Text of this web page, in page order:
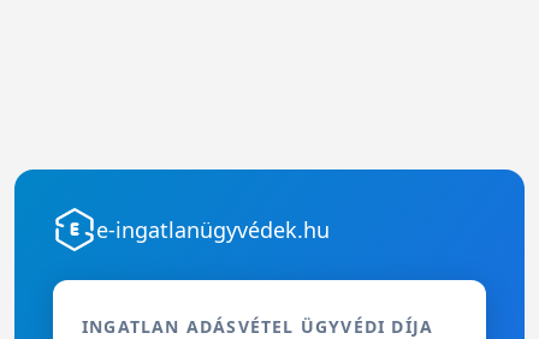
e-ingatlanügyvédek.hu
INGATLAN ADÁSVÉTEL ÜGYVÉDI DÍJA